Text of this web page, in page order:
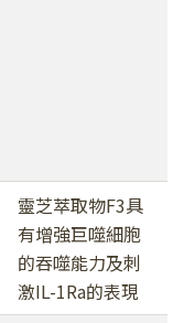
靈芝萃取物F3具
有增強巨噬細胞
的吞噬能力及刺
激IL-1Ra的表現